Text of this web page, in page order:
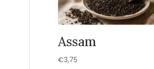
Assam
€3,75